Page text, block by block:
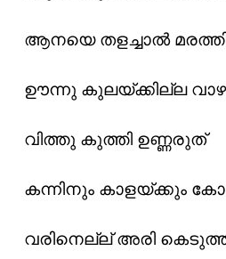
ആനയെ തളച്ചാൽ
ഊന്നു കുലയ്ക്കില്ല
വിത്തു കുത്തി ഉണ്ണരുത്
കന്നിനും കാളയ്ക്കും
വരിനെല്ല് അരി